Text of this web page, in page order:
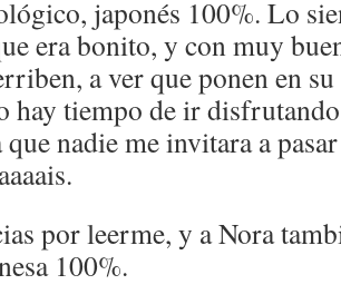
japonés 100%. Lo
era bonito, y con muy
a ver que ponen en
hay tiempo de ir
que nadie me invitara a
por leerme, y a Nora
100%.